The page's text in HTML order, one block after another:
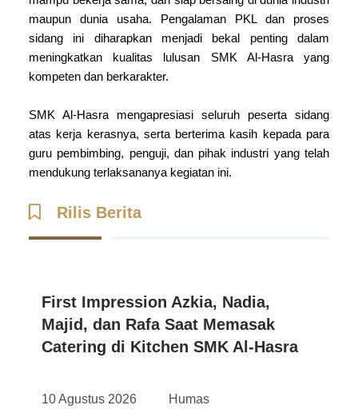
maupun dunia usaha. Pengalaman PKL dan proses
sidang ini diharapkan menjadi bekal penting dalam
meningkatkan kualitas lulusan SMK Al-Hasra yang
kompeten dan berkarakter.
SMK Al-Hasra mengapresiasi seluruh peserta sidang
atas kerja kerasnya, serta berterima kasih kepada para
guru pembimbing, penguji, dan pihak industri yang telah
mendukung terlaksananya kegiatan ini.
Rilis Berita
First Impression Azkia, Nadia,
Majid, dan Rafa Saat Memasak
Catering di Kitchen SMK Al-Hasra
10 Agustus 2026 Humas